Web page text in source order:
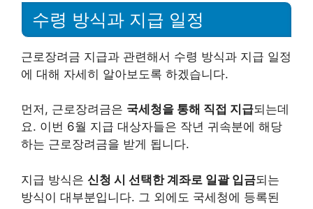
수령 방식과 지급 일정
근로장려금 지급과 관련해서 수령 방식과 지급 일정
에 대해 자세히 알아보도록 하겠습니다.
먼저, 근로장려금은 국세청을 통해 직접 지급되는데
요. 이번 6월 지급 대상자들은 작년 귀속분에 해당
하는 근로장려금을 받게 됩니다.
지급 방식은 신청 시 선택한 계좌로 일괄 입금되는
방식이 대부분입니다. 그 외에도 국세청에 등록된